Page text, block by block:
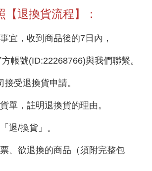
【退換貨流程】：
宜，收到商品後的7日內，
帳號(ID:22268766)與我們聯繫。
受退換貨申請。
單，註明退換貨的理由。
退/換貨」。
、欲退換的商品（須附完整包